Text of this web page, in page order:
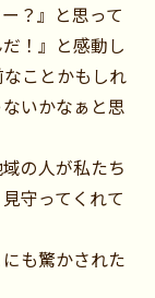
？』と思って
！』と感動し
ことかもしれ
いかなぁと思
の人が私たち
守ってくれて
も驚かされた